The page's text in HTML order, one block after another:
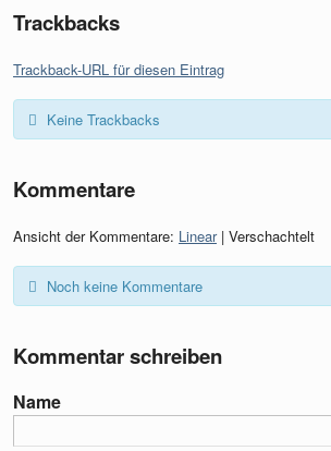
Trackbacks
Trackback-URL für diesen Eintrag
Keine Trackbacks
Kommentare
Ansicht der Kommentare: Linear| Verschachtelt
Noch keine Kommentare
Kommentar schreiben
Name